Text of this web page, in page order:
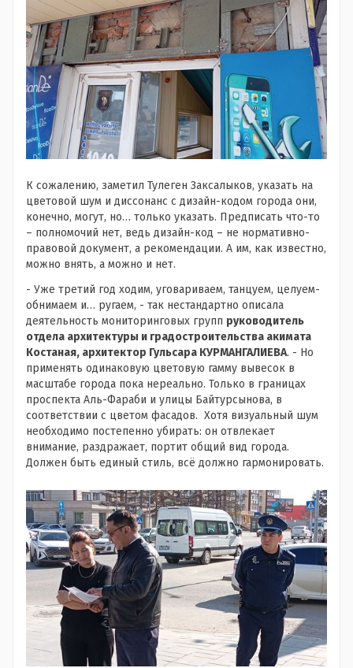
К сожалению, заметил Тулеген Заксалыков, указать на
цветовой шум и диссонанс с дизайн-кодом города они,
конечно, могут, но… только указать. Предписать что-то
– полномочий нет, ведь дизайн-код – не нормативно-
правовой документ, а рекомендации. А им, как известно,
можно внять, а можно и нет.
- Уже третий год ходим, уговариваем, танцуем, целуем-
обнимаем и… ругаем, - так нестандартно описала
деятельность мониторинговых групп руководитель
отдела архитектуры и градостроительства акимата
Костаная, архитектор Гульсара КУРМАНГАЛИЕВА. - Но
применять одинаковую цветовую гамму вывесок в
масштабе города пока нереально. Только в границах
проспекта Аль-Фараби и улицы Байтурсынова, в
соответствии с цветом фасадов. Хотя визуальный шум
необходимо постепенно убирать: он отвлекает
внимание, раздражает, портит общий вид города.
Должен быть единый стиль, всё должно гармонировать.